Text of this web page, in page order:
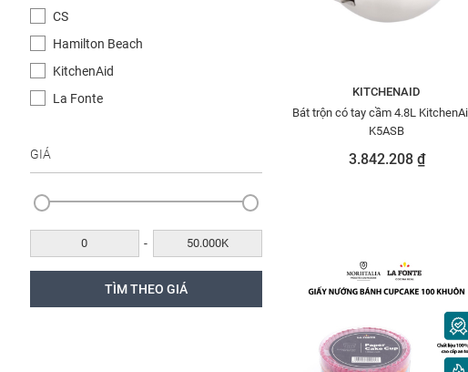
CS
Hamilton Beach
KitchenAid
La Fonte
GIÁ
-
KITCHENAID
Bát trộn có tay cầm 4.8L
K5ASB
3.842.208 ₫